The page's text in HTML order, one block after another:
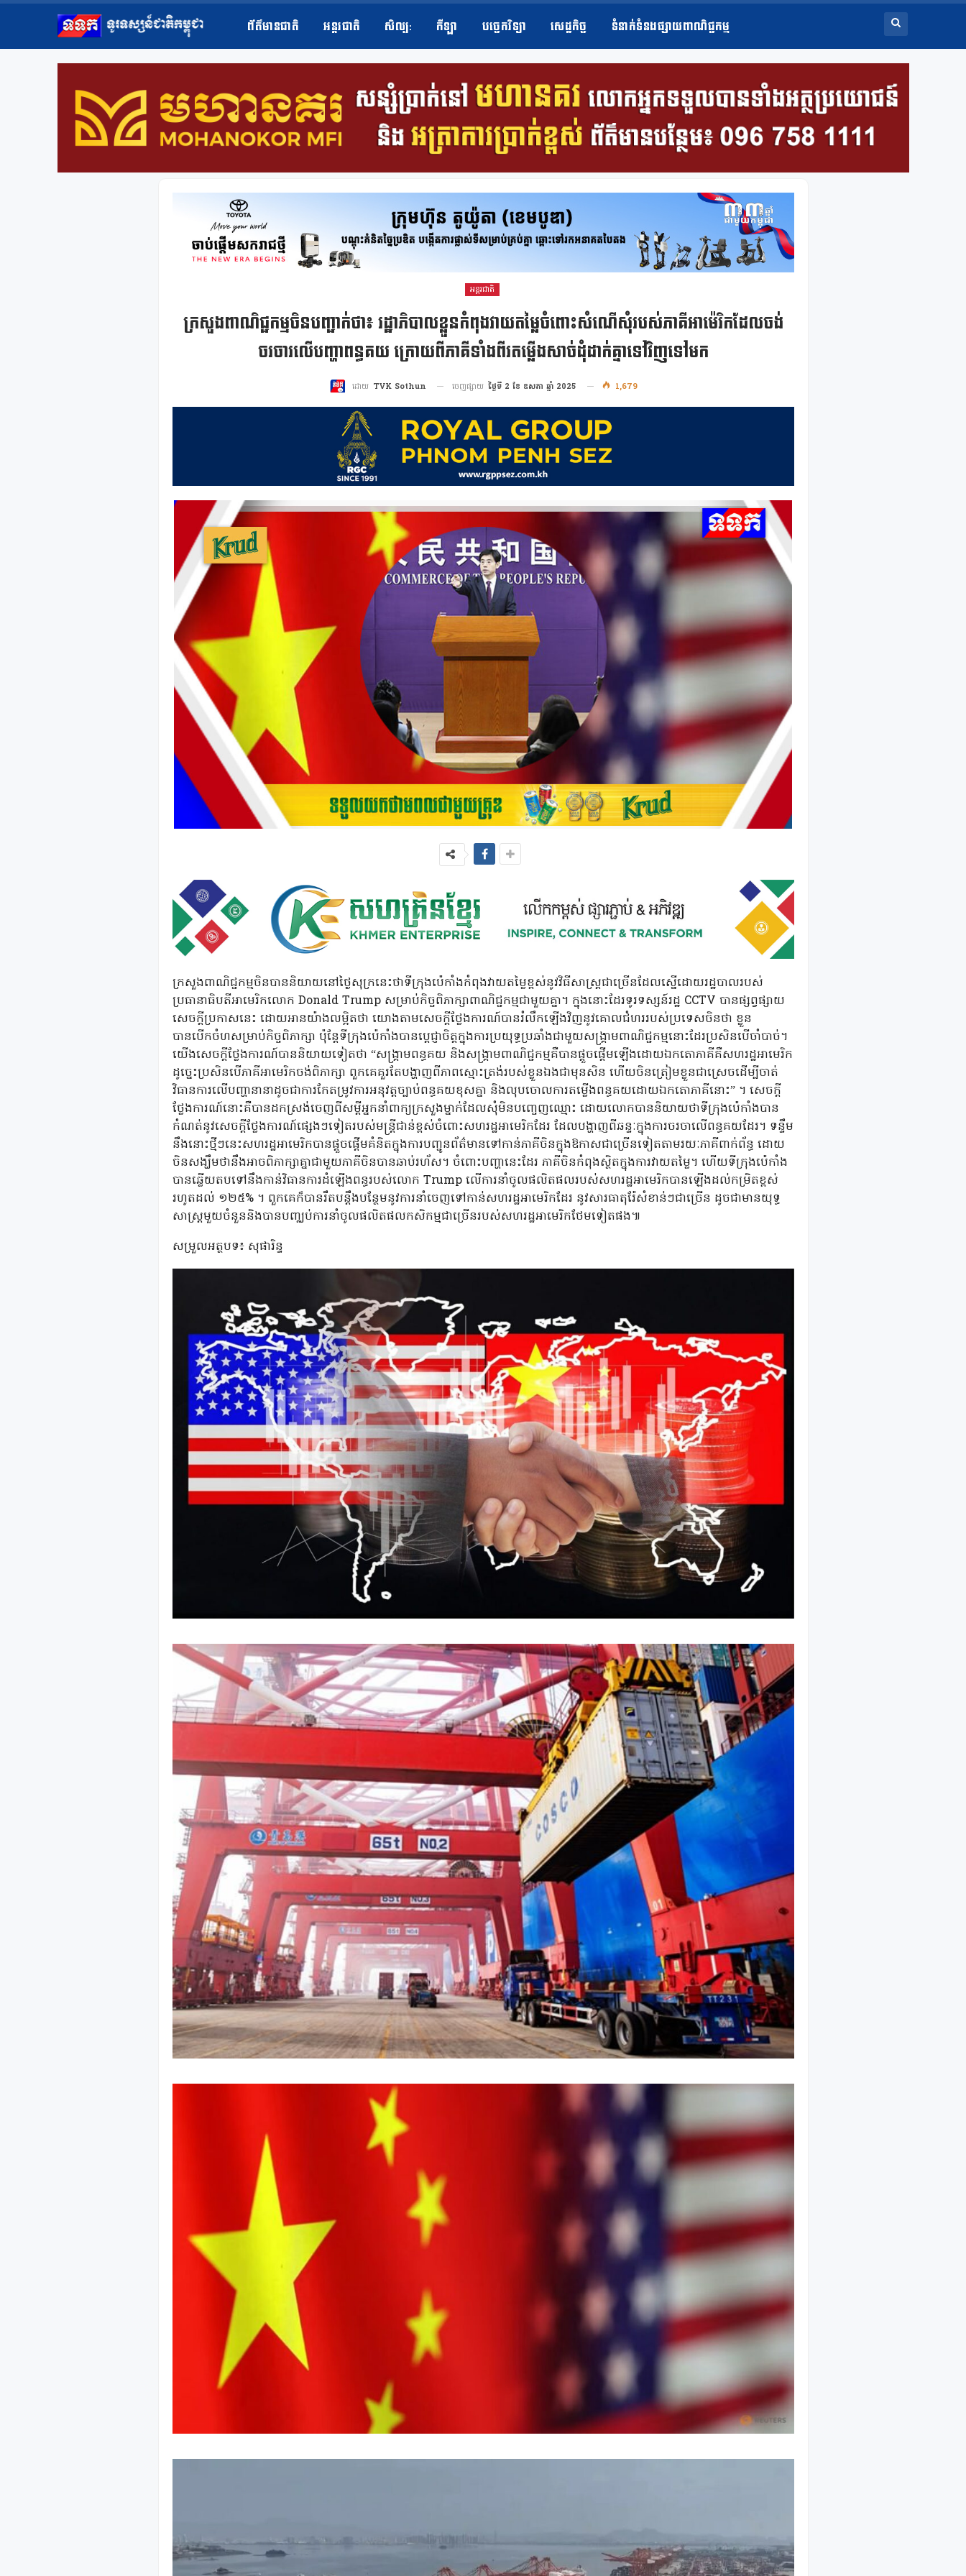
ព័ត៌មានជាតិ អន្តរជាតិ សិល្ប​: កីឡា បច្ចេកវិទ្យា សេដ្ឋកិច្ច ទំនាក់ទំនងផ្សាយពាណិជ្ជកម្ម
អន្តរជាតិ
ក្រសួងពាណិជ្ជកម្មចិនបញ្ជាក់ថា៖ រដ្ឋាភិបាលខ្លួនកំពុងវាយតម្លៃចំពោះសំណើសុំរបស់ភាគីអាម៉េរិកដែលចង់
ចរចារលើបញ្ហាពន្ធគយ ក្រោយពីភាគីទាំងពីរតម្លើងសាច់ដុំដាក់គ្នាទៅវិញទៅមក
ដោយ TVK Sothun ចេញផ្សាយ ថ្ងៃទី 2 ខែ ឧសភា ឆ្នាំ 2025 1,679
ក្រសួងពាណិជ្ជកម្មចិនបាននិយាយនៅថ្ងៃសុក្រនេះថាទីក្រុងប៉េកាំងកំពុងវាយតម្លៃខ្ពស់នូវវិធីសាស្រ្តជាច្រើនដែលស្នើដោយរដ្ឋបាលរបស់
ប្រធានាធិបតីអាមេរិកលោក Donald Trump សម្រាប់កិច្ចពិភាក្សាពាណិជ្ជកម្មជាមួយគ្នា។ ក្នុងនោះដែរទូរទស្សន៍រដ្ឋ CCTV បានផ្សព្វផ្សាយ
សេចក្តីប្រកាសនេះ ដោយអានយ៉ាងលម្អិតថា យោងតាមសេចក្តីថ្លែងការណ៍បានរំលឹកឡើងវិញនូវគោលជំហររបស់ប្រទេសចិនថា ខ្លួន
បានបើកចំហសម្រាប់កិច្ចពិភាក្សា ប៉ុន្តែទីក្រុងប៉េកាំងបានប្តេជ្ញាចិត្តក្នុងការប្រយុទ្ធប្រឆាំងជាមួយសង្រ្គាមពាណិជ្ជកម្មនោះដែរប្រសិនបើចាំបាច់។
យើងសេចក្តីថ្លែងការណ៍បាននិយាយទៀតថា “សង្គ្រាមពន្ធគយ និងសង្រ្គាមពាណិជ្ជកម្មគឺបានផ្តួចផ្តើមឡើងដោយឯកតោភាគីគឺសហរដ្ឋអាមេរិក
ដូច្នេះប្រសិនបើភាគីអាមេរិកចង់ពិភាក្សា ពួកគេគួរតែបង្ហាញពីភាពស្មោះត្រង់របស់ខ្លួនឯងជាមុនសិន ហើយចិនត្រៀមខ្លួនជាស្រេចដើម្បីចាត់
វិធានការលើបញ្ហានានាដូចជាការកែតម្រូវការអនុវត្តច្បាប់ពន្ធគយខុសគ្នា និងលុបចោលការតម្លើងពន្ធគយដោយឯកតោភាគីនោះ” ។ សេចក្តី
ថ្លែងការណ៍នោះគឺបានដកស្រង់ចេញពីសម្តីអ្នកនាំពាក្យក្រសួងម្នាក់ដែលសុំមិនបញ្ចេញឈ្មោះ ដោយលោកបាននិយាយថាទីក្រុងប៉េកាំងបាន
កំណត់នូវសេចក្តីថ្លែងការណ៍ផ្សេងៗទៀតរបស់មន្ត្រីជាន់ខ្ពស់ចំពោះសហរដ្ឋអាមេរិកដែរ ដែលបង្ហាញពីឆន្ទៈក្នុងការចរចាលើពន្ធគយដែរ។ ទន្ទឹម
នឹងនោះថ្មីៗនេះសហរដ្ឋអាមេរិកបានផ្តួចផ្តើមគំនិតក្នុងការបញ្ជូនព័ត៌មានទៅកាន់ភាគីចិនក្នុងឱកាសជាច្រើនទៀតតាមរយៈភាគីពាក់ព័ន្ធ ដោយ
ចិនសង្ឃឹមថានឹងអាចពិភាក្សាគ្នាជាមួយភាគីចិនបានឆាប់រហ័ស។ ចំពោះបញ្ហានេះដែរ ភាគីចិនកំពុងស្ថិតក្នុងការវាយតម្លៃ។ ហើយទីក្រុងប៉េកាំង
បានឆ្លើយតបទៅនឹងកាន់វិធានការដំឡើងពន្ធរបស់លោក Trump លើការនាំចូលផលិតផលរបស់សហរដ្ឋអាមេរិកបានឡើងដល់កម្រិតខ្ពស់
រហូតដល់ ១២៥% ។ ពួកគេក៏បានរឹតបន្តឹងបន្ថែមនូវការនាំចេញទៅកាន់សហរដ្ឋអាមេរិកដែរ នូវសារធាតុរ៉ែសំខាន់ៗជាច្រើន ដូចជាមានយុទ្ធ
សាស្ត្រមួយចំនួននិងបានបញ្ឈប់ការនាំចូលផលិតផលកសិកម្មជាច្រើនរបស់សហរដ្ឋអាមេរិកថែមទៀតផង៕
សម្រួលអត្ថបទ៖ សុផារិន្ទ